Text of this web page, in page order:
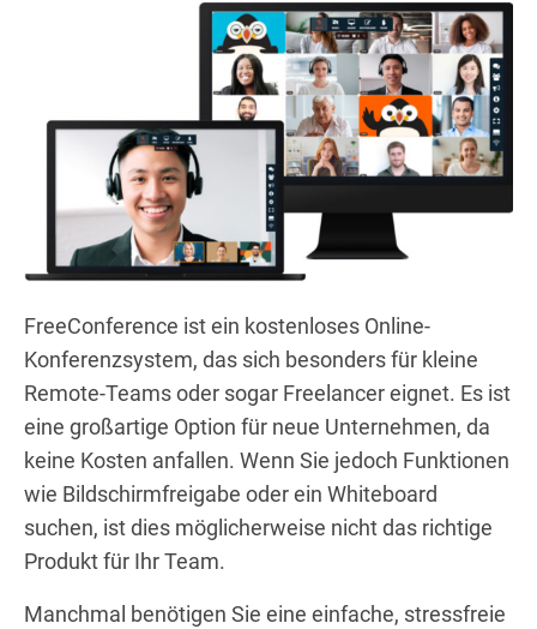
FreeConference ist ein kostenloses Online-
Konferenzsystem, das sich besonders für kleine
Remote-Teams oder sogar Freelancer eignet. Es ist
eine großartige Option für neue Unternehmen, da
keine Kosten anfallen. Wenn Sie jedoch Funktionen
wie Bildschirmfreigabe oder ein Whiteboard
suchen, ist dies möglicherweise nicht das richtige
Produkt für Ihr Team.
Manchmal benötigen Sie eine einfache, stressfreie